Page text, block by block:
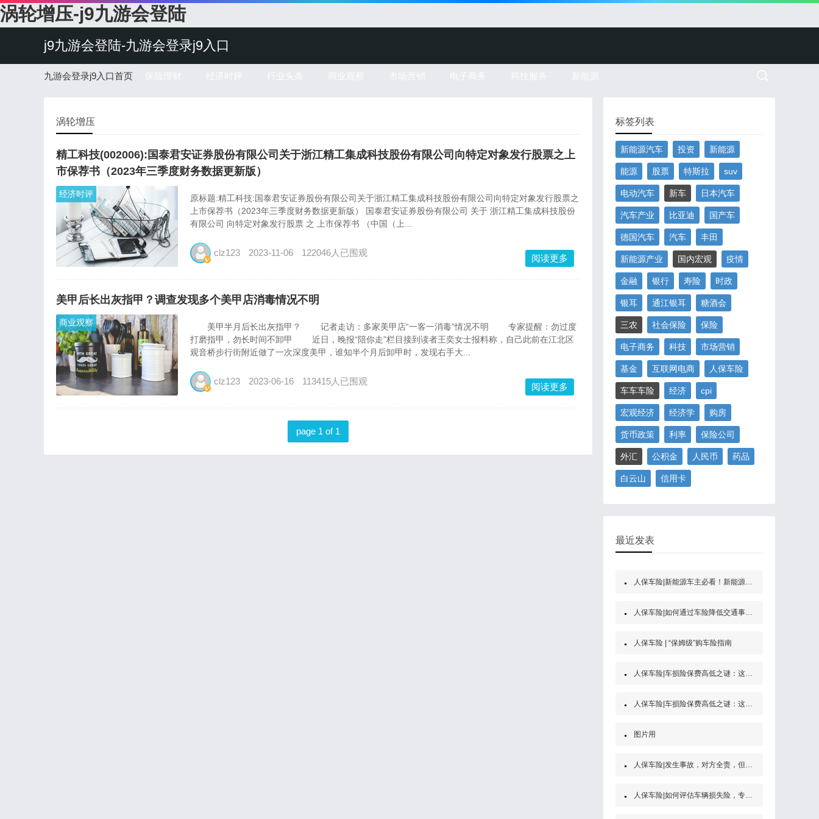
涡轮增压-j9九游会登陆
j9九游会登陆-九游会登录j9入口
九游会登录j9入口首页
涡轮增压
精工科技(002006):国泰君安证券股份有限公司关于浙江精工集成科技股份有限公司向特定对象发行股票之上
市保荐书（2023年三季度财务数据更新版）
经济时评
原标题:精工科技:国泰君安证券股份有限公司关于浙江精工集成科技股份有限公司向特定对象发行股票之
上市保荐书（2023年三季度财务数据更新版） 国泰君安证券股份有限公司 关于 浙江精工集成科技股份
有限公司 向特定对象发行股票 之 上市保荐书 （中国（上...
clz123 2023-11-06 122046人已围观
阅读更多
美甲后长出灰指甲？调查发现多个美甲店消毒情况不明
商业观察
美甲半月后长出灰指甲？ 记者走访：多家美甲店“一客一消毒”情况不明 专家提醒：勿过度
打磨指甲，勿长时间不卸甲 近日，晚报“陪你走”栏目接到读者王奕女士报料称，自己此前在江北区
观音桥步行街附近做了一次深度美甲，谁知半个月后卸甲时，发现右手大...
clz123 2023-06-16 113415人已围观
阅读更多
page 1 of 1
标签列表
新能源汽车 投资 新能源
能源 股票 特斯拉 suv
电动汽车 新车 日本汽车
汽车产业 比亚迪 国产车
德国汽车 汽车 丰田
新能源产业 国内宏观 疫情
金融 银行 寿险 时政
银耳 通江银耳 糖酒会
三农 社会保险 保险
电子商务 科技 市场营销
基金 互联网电商 人保车险
车车车险 经济 cpi
宏观经济 经济学 购房
货币政策 利率 保险公司
外汇 公积金 人民币 药品
白云山 信用卡
最近发表
人保车险|新能源车主必看！新能源汽车第三者责任保险
人保车险|如何通过车险降低交通事故的经济风险？
人保车险 | “保姆级”购车险指南
人保车险|车损险保费高低之谜：这些因素决定了你的保费
人保车险|车损险保费高低之谜：这些因素决定了你的保费
图片用
人保车险|发生事故，对方全责，但是他没买保险怎么办？
人保车险|如何评估车辆损失险，专家为你解答